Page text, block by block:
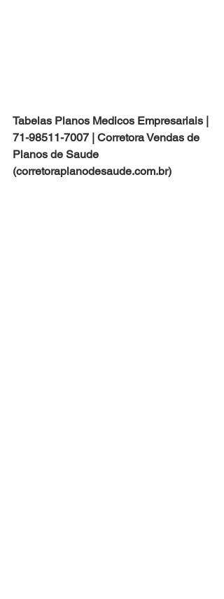
Tabelas Planos Medicos Empresariais |
71-98511-7007 | Corretora Vendas de
Planos de Saude
(corretoraplanodesaude.com.br)